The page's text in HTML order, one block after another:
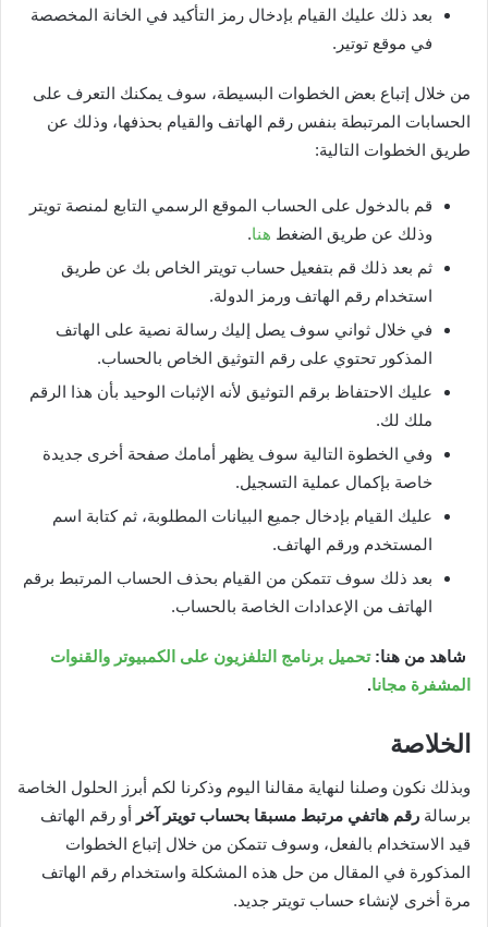
بعد ذلك عليك القيام بإدخال رمز التأكيد في الخانة المخصصة
في موقع توتير.
من خلال إتباع بعض الخطوات البسيطة، سوف يمكنك التعرف على
الحسابات المرتبطة بنفس رقم الهاتف والقيام بحذفها، وذلك عن
طريق الخطوات التالية:
قم بالدخول على الحساب الموقع الرسمي التابع لمنصة تويتر
وذلك عن طريق الضغط هنا.
ثم بعد ذلك قم بتفعيل حساب تويتر الخاص بك عن طريق
استخدام رقم الهاتف ورمز الدولة.
في خلال ثواني سوف يصل إليك رسالة نصية على الهاتف
المذكور تحتوي على رقم التوثيق الخاص بالحساب.
عليك الاحتفاظ برقم التوثيق لأنه الإثبات الوحيد بأن هذا الرقم
ملك لك.
وفي الخطوة التالية سوف يظهر أمامك صفحة أخرى جديدة
خاصة بإكمال عملية التسجيل.
عليك القيام بإدخال جميع البيانات المطلوبة، ثم كتابة اسم
المستخدم ورقم الهاتف.
بعد ذلك سوف تتمكن من القيام بحذف الحساب المرتبط برقم
الهاتف من الإعدادات الخاصة بالحساب.
شاهد من هنا:تحميل برنامج التلفزيون على الكمبيوتر والقنوات
المشفرة مجانا.
الخلاصة
وبذلك نكون وصلنا لنهاية مقالنا اليوم وذكرنا لكم أبرز الحلول الخاصة
برسالة رقم هاتفي مرتبط مسبقا بحساب تويتر آخر أو رقم الهاتف
قيد الاستخدام بالفعل، وسوف تتمكن من خلال إتباع الخطوات
المذكورة في المقال من حل هذه المشكلة واستخدام رقم الهاتف
مرة أخرى لإنشاء حساب تويتر جديد.